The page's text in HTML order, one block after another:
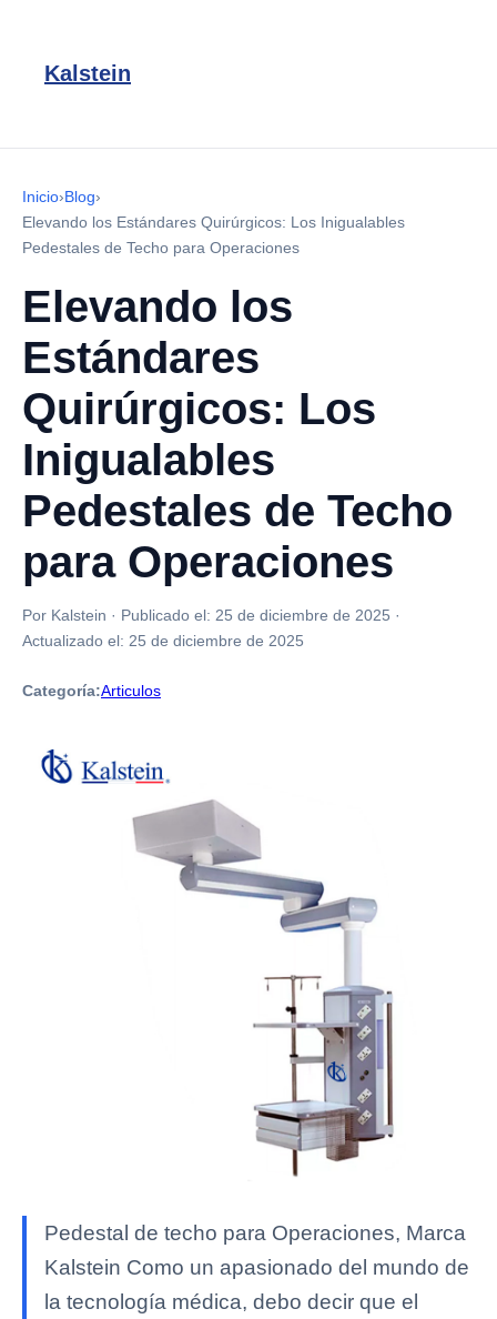
Kalstein
Inicio›Blog›
Elevando los Estándares Quirúrgicos: Los Inigualables
Pedestales de Techo para Operaciones
Elevando los
Estándares
Quirúrgicos: Los
Inigualables
Pedestales de Techo
para Operaciones
Por Kalstein · Publicado el: 25 de diciembre de 2025 ·
Actualizado el: 25 de diciembre de 2025
Categoría:Articulos
Pedestal de techo para Operaciones, Marca
Kalstein Como un apasionado del mundo de
la tecnología médica, debo decir que el